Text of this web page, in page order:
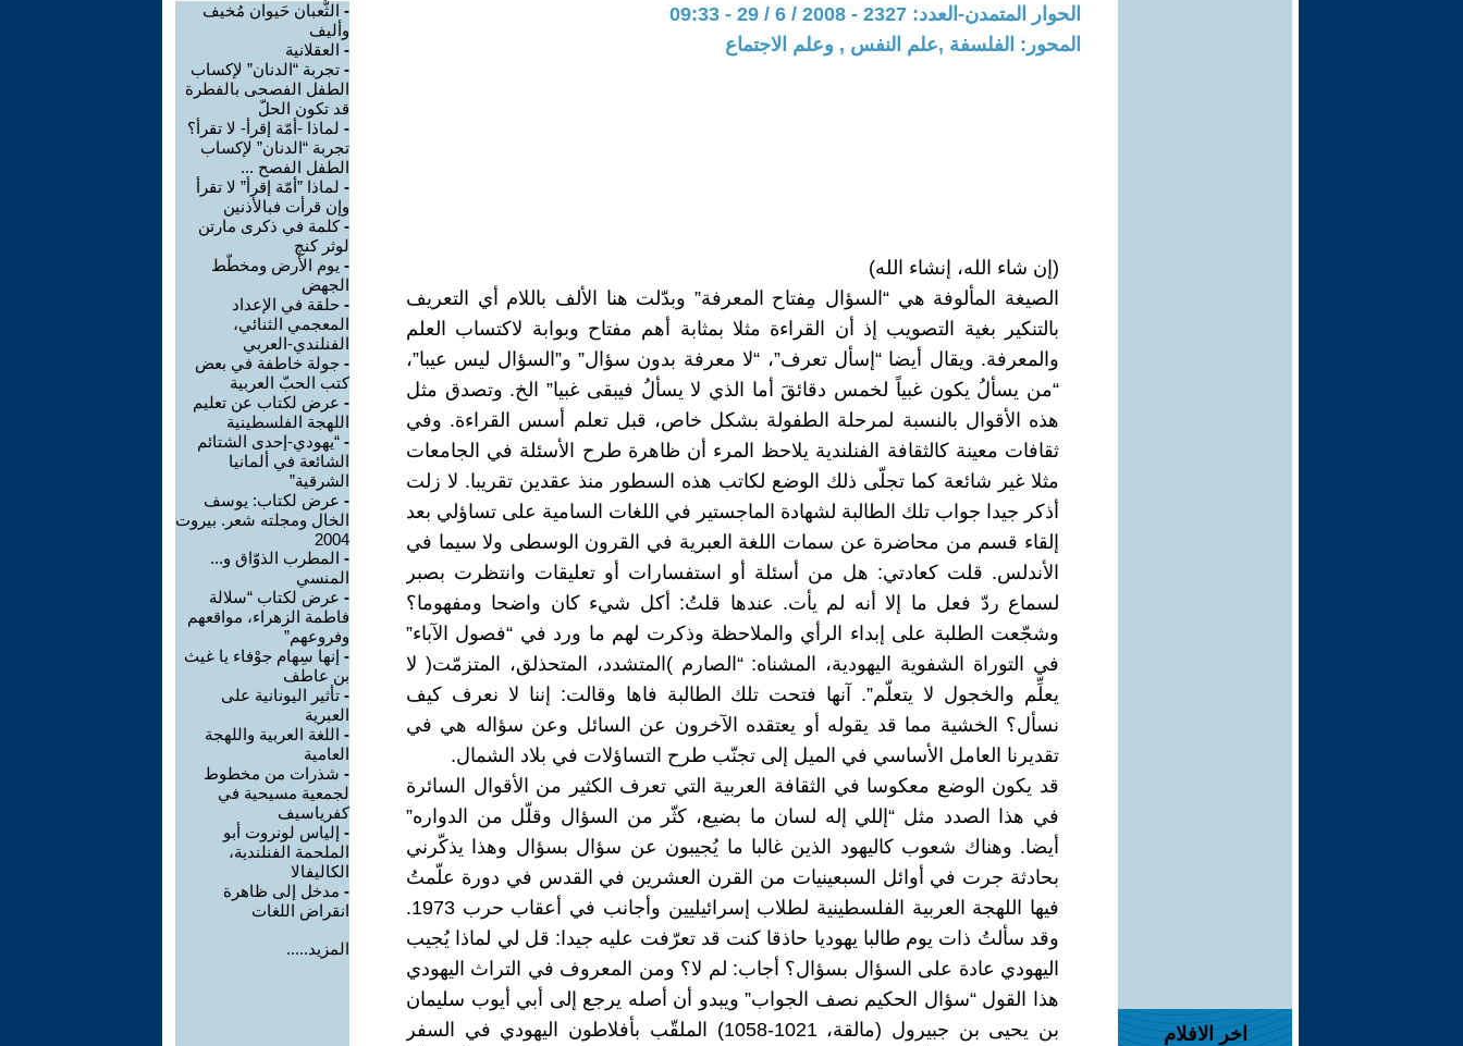
اخر الافلام
الحوار المتمدن-العدد: 2327 - 2008 / 6 / 29 - 09:33
المحور: الفلسفة ,علم النفس , وعلم الاجتماع
(إن شاء الله، إنشاء الله)
الصيغة المألوفة هي “السؤال مِفتاح المعرفة” وبدّلت هنا الألف باللام أي التعريف
بالتنكير بغية التصويب إذ أن القراءة مثلا بمثابة أهم مفتاح وبوابة لاكتساب العلم
والمعرفة. ويقال أيضا “إسأل تعرف”، “لا معرفة بدون سؤال” و”السؤال ليس عيبا”،
“من يسألُ يكون غبياً لخمس دقائقَ أما الذي لا يسألُ فيبقى غبيا” الخ. وتصدق مثل
هذه الأقوال بالنسبة لمرحلة الطفولة بشكل خاص، قبل تعلم أسس القراءة. وفي
ثقافات معينة كالثقافة الفنلندية يلاحظ المرء أن ظاهرة طرح الأسئلة في الجامعات
مثلا غير شائعة كما تجلّى ذلك الوضع لكاتب هذه السطور منذ عقدين تقريبا. لا زلت
أذكر جيدا جواب تلك الطالبة لشهادة الماجستير في اللغات السامية على تساؤلي بعد
إلقاء قسم من محاضرة عن سمات اللغة العبرية في القرون الوسطى ولا سيما في
الأندلس. قلت كعادتي: هل من أسئلة أو استفسارات أو تعليقات وانتظرت بصبر
لسماع ردّ فعل ما إلا أنه لم يأت. عندها قلتُ: أكل شيء كان واضحا ومفهوما؟
وشجّعت الطلبة على إبداء الرأي والملاحظة وذكرت لهم ما ورد في “فصول الآباء”
في التوراة الشفوية اليهودية، المشناه: “الصارم )المتشدد، المتحذلق، المتزمّت( لا
يعلِّم والخجول لا يتعلّم”. آنها فتحت تلك الطالبة فاها وقالت: إننا لا نعرف كيف
نسأل؟ الخشية مما قد يقوله أو يعتقده الآخرون عن السائل وعن سؤاله هي في
تقديرنا العامل الأساسي في الميل إلى تجنّب طرح التساؤلات في بلاد الشمال.
قد يكون الوضع معكوسا في الثقافة العربية التي تعرف الكثير من الأقوال السائرة
في هذا الصدد مثل “إللي إله لسان ما بضيع، كثّر من السؤال وقلّل من الدواره”
أيضا. وهناك شعوب كاليهود الذين غالبا ما يُجيبون عن سؤال بسؤال وهذا يذكّرني
بحادثة جرت في أوائل السبعينيات من القرن العشرين في القدس في دورة علّمتُ
فيها اللهجة العربية الفلسطينية لطلاب إسرائيليين وأجانب في أعقاب حرب 1973.
وقد سألتُ ذات يوم طالبا يهوديا حاذقا كنت قد تعرّفت عليه جيدا: قل لي لماذا يُجيب
اليهودي عادة على السؤال بسؤال؟ أجاب: لم لا؟ ومن المعروف في التراث اليهودي
هذا القول “سؤال الحكيم نصف الجواب” ويبدو أن أصله يرجع إلى أبي أيوب سليمان
بن يحيى بن جبيرول (مالقة، 1021-1058) الملقّب بأفلاطون اليهودي في السفر
- الثُّعبان حَيوان مُخيف
وأليف
- العقلانية
- تجربة “الدنان” لإكساب
الطفل الفصحى بالفطرة
قد تكون الحلّ
- لماذا -أمّة إقرأ- لا تقرأ؟
تجربة “الدنان” لإكساب
الطفل الفصح ...
- لماذا ”أمّة إقرأ” لا تقرأ
وإن قرأت فبالأذنين
-كلمة في ذكرى مارتن
لوثر كنچ
- يوم الأرض ومخطّط
الجهض
- حلقة في الإعداد
المعجمي الثنائي،
الفنلندي-العربي
- جولة خاطفة في بعض
كتب الحبّ العربية
- عرض لكتاب عن تعليم
اللهجة الفلسطينية
- “يهودي-إحدى الشتائم
الشائعة في ألمانيا
الشرقية”
- عرض لكتاب: يوسف
الخال ومجلته شعر. بيروت
2004
- المطرب الذوّاق و...
المنسي
- عرض لكتاب “سلالة
فاطمة الزهراء، مواقعهم
وفروعهم”
- إنها سِهام جوْفاء يا غيث
بن عاطف
- تأثير اليونانية على
العبرية
- اللغة العربية واللهجة
العامية
- شذرات من مخطوط
لجمعية مسيحية في
كفرياسيف
- إلياس لونروت أبو
الملحمة الفنلندية،
الكاليفالا
- مدخل إلى ظاهرة
انقراض اللغات
المزيد.....